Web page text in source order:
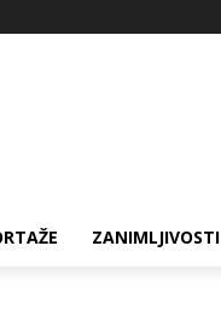
ZANIMLJIVOSTI